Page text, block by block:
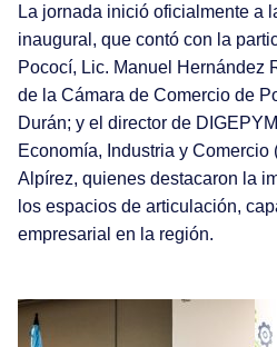
La jornada inició oficialmente a
inaugural, que contó con la
Pococí, Lic. Manuel Hernández
de la Cámara de Comercio de
Durán; y el director de
Economía, Industria y Comercio
Alpírez, quienes destacaron la
los espacios de articulación,
empresarial en la región.